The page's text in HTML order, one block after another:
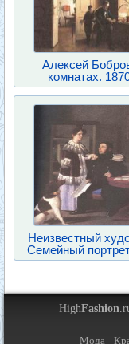
Алексей
комнатах.
Неизвестный
Семейный
HighFashion
Мода